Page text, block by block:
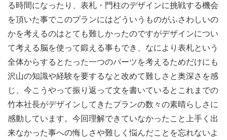
る時間になったり、 表札・ 門柱のデザインに挑戦する機会
を頂いた事でこのプランにはどうい うものがふさわしいの
かを考えるのはとても難しかったのですがデザインについ
て考える脳を使って鍛える事もでき、 なにより表札という
全体からするとたった一つのパーツを考えるためだけにも
沢山の知識や経験を要するなと改めて難しさと奥深さを感
じ、 今こうやって振り返って文を書いているとこれまでの
竹本社長がデザインしてきたプランの数々の素晴らしさに
感動しています。 今回理解できていなかったこと上手く出
来なかった事への悔しさや難しく悩んだことを忘れないよ